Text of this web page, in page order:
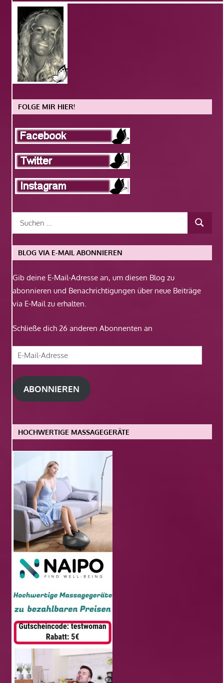
FOLGE MIR HIER!
BLOG VIA E-MAIL ABONNIEREN
Gib deine E-Mail-Adresse an, um diesen Blog zu
abonnieren und Benachrichtigungen über neue Beiträge
via E-Mail zu erhalten.
Schließe dich 26 anderen Abonnenten an
E-
Mail-
Adresse
ABONNIEREN
HOCHWERTIGE MASSAGEGERÄTE